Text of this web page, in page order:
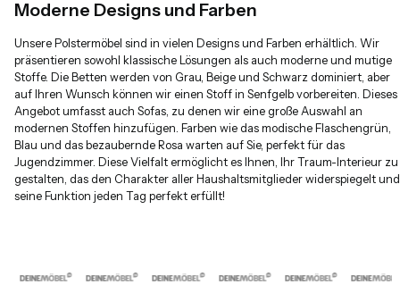
Moderne Designs und Farben
Unsere Polstermöbel sind in vielen Designs und Farben erhältlich. Wir
präsentieren sowohl klassische Lösungen als auch moderne und mutige
Stoffe. Die Betten werden von Grau, Beige und Schwarz dominiert, aber
auf Ihren Wunsch können wir einen Stoff in Senfgelb vorbereiten. Dieses
Angebot umfasst auch Sofas, zu denen wir eine große Auswahl an
modernen Stoffen hinzufügen. Farben wie das modische Flaschengrün,
Blau und das bezaubernde Rosa warten auf Sie, perfekt für das
Jugendzimmer. Diese Vielfalt ermöglicht es Ihnen, Ihr Traum-Interieur zu
gestalten, das den Charakter aller Haushaltsmitglieder widerspiegelt und
seine Funktion jeden Tag perfekt erfüllt!